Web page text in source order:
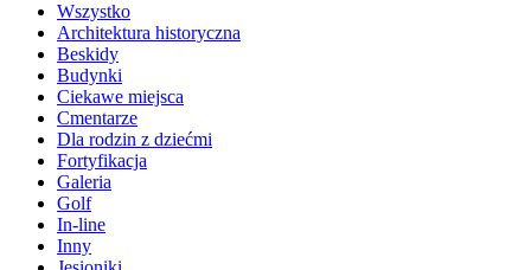
Wszystko
Architektura historyczna
Beskidy
Budynki
Ciekawe miejsca
Cmentarze
Dla rodzin z dziećmi
Fortyfikacja
Galeria
Golf
In-line
Inny